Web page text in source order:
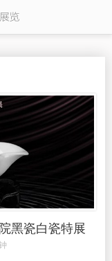
黑瓷白瓷特展